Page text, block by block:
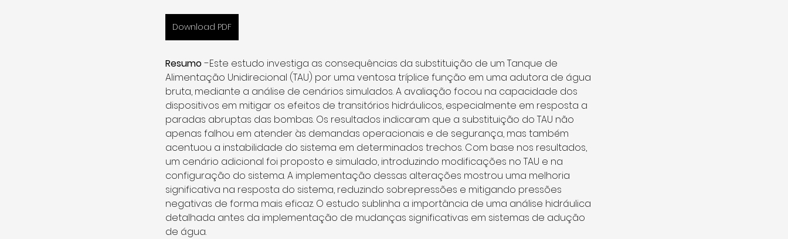
Download PDF
Resumo -Este estudo investiga as consequências da substituição de um Tanque de
Alimentação Unidirecional (TAU) por uma ventosa tríplice função em uma adutora de água
bruta, mediante a análise de cenários simulados. A avaliação focou na capacidade dos
dispositivos em mitigar os efeitos de transitórios hidráulicos, especialmente em resposta a
paradas abruptas das bombas. Os resultados indicaram que a substituição do TAU não
apenas falhou em atender às demandas operacionais e de segurança, mas também
acentuou a instabilidade do sistema em determinados trechos. Com base nos resultados,
um cenário adicional foi proposto e simulado, introduzindo modificações no TAU e na
configuração do sistema. A implementação dessas alterações mostrou uma melhoria
significativa na resposta do sistema, reduzindo sobrepressões e mitigando pressões
negativas de forma mais eficaz. O estudo sublinha a importância de uma análise hidráulica
detalhada antes da implementação de mudanças significativas em sistemas de adução
de água.